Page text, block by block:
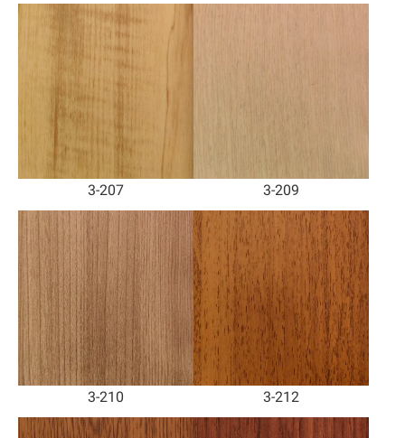
3-207 3-209
3-210 3-212